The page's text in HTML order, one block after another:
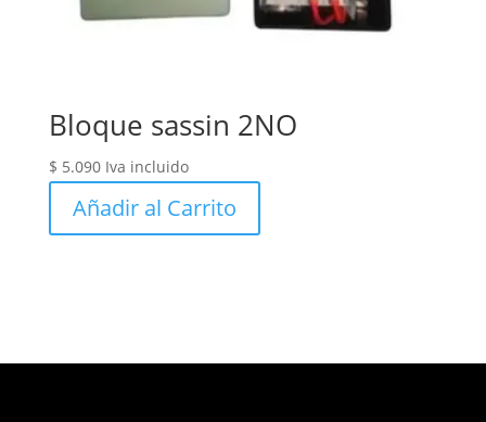
Bloque sassin 2NO
$ 5.090 Iva incluido
Añadir al Carrito